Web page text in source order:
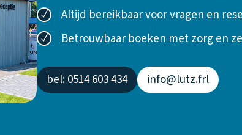
Altijd bereikbaar voor vragen en
Betrouwbaar boeken met zorg en
bel: 0514 603 434 info@lutz.frl